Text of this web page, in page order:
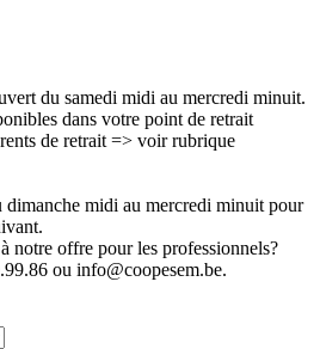
du samedi midi au mercredi minuit.
dans votre point de retrait
de retrait => voir rubrique
midi au mercredi minuit pour
notre offre pour les professionnels?
ou info@coopesem.be.